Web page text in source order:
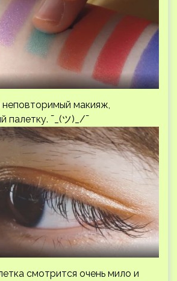
макияж,
палетку. ¯_(ツ)_/¯
смотрится очень мило и